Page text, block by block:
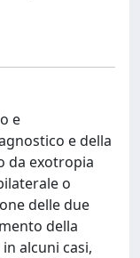
e
e della
da exotropia
o
delle due
della
alcuni casi,